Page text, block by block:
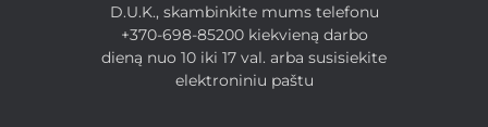
D.U.K., skambinkite mums telefonu
+370-698-85200 kiekvieną darbo
dieną nuo 10 iki 17 val. arba susisiekite
elektroniniu paštu